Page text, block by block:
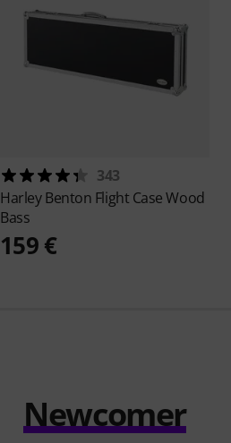
343
Harley Benton Flight Case Wood
Bass
159 €
Newcomer